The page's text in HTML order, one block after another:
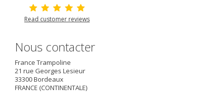
Read customer reviews
Nous contacter
France Trampoline
21 rue Georges Lesieur
33300Bordeaux
FRANCE (CONTINENTALE)